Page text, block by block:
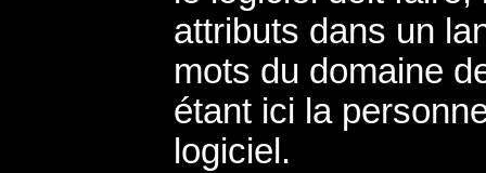
attributs dans un
mots du domaine
étant ici la
logiciel.